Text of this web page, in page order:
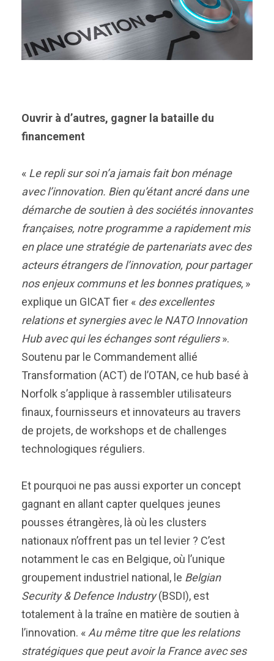
Ouvrir à d’autres, gagner la bataille du
financement
« Le repli sur soi n’a jamais fait bon ménage
avec l’innovation. Bien qu’étant ancré dans une
démarche de soutien à des sociétés innovantes
françaises, notre programme a rapidement mis
en place une stratégie de partenariats avec des
acteurs étrangers de l’innovation, pour partager
nos enjeux communs et les bonnes pratiques, »
explique un GICAT fier « des excellentes
relations et synergies avec le NATO Innovation
Hub avec qui les échanges sont réguliers».
Soutenu par le Commandement allié
Transformation (ACT) de l’OTAN, ce hub basé à
Norfolk s’applique à rassembler utilisateurs
finaux, fournisseurs et innovateurs au travers
de projets, de workshops et de challenges
technologiques réguliers.
Et pourquoi ne pas aussi exporter un concept
gagnant en allant capter quelques jeunes
pousses étrangères, là où les clusters
nationaux n’offrent pas un tel levier ? C’est
notamment le cas en Belgique, où l’unique
groupement industriel national, le Belgian
Security & Defence Industry(BSDI), est
totalement à la traîne en matière de soutien à
l’innovation. « Au même titre que les relations
stratégiques que peut avoir la France avec ses